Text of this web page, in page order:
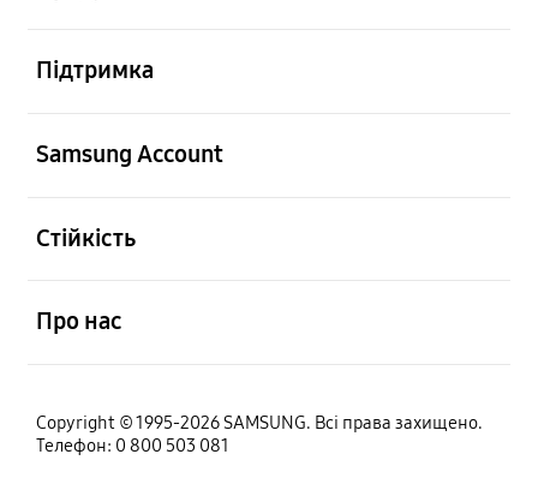
Підтримка
Samsung Account
Стійкість
Про нас
Copyright © 1995-2026 SAMSUNG. Всі права захищено.
Телефон: 0 800 503 081